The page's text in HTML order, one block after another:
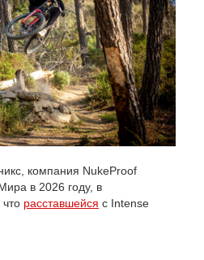
компания NukeProof
в 2026 году, в
что расставшейся с Intense